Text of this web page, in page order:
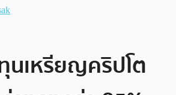
นเหรียญคริปโต